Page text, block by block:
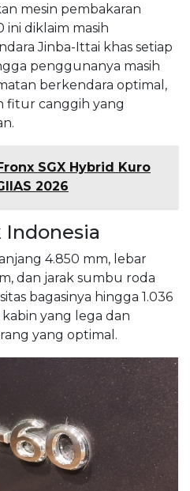
mesin pembakaran
ini diklaim masih
Jinba-Ittai khas setiap
penggunanya masih
berkendara optimal,
fitur canggih yang
SGX Hybrid Kuro
2026
Indonesia
4.850 mm, lebar
dan jarak sumbu roda
bagasinya hingga 1.036
yang lega dan
yang optimal.